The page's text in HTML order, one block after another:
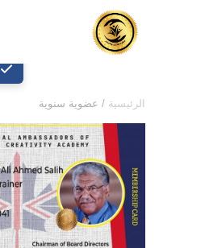
الرئيسية / عضوية سنوية